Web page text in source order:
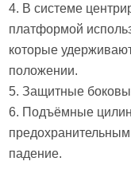
4. В системе
платформой
которые
положении.
5. Защитные
6. Подъёмные
падение.